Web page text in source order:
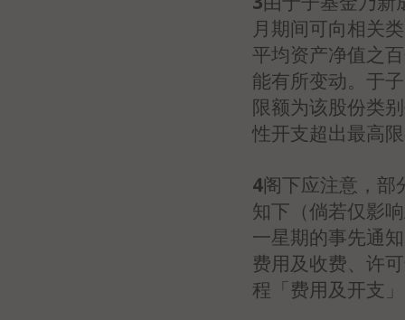
月期间可向相关
平均资产净值之
能有所变动。于
限额为该股份类
性开支超出最高
4阁下应注意，部
知下（倘若仅影
一星期的事先通
费用及收费、许
程「费用及开支